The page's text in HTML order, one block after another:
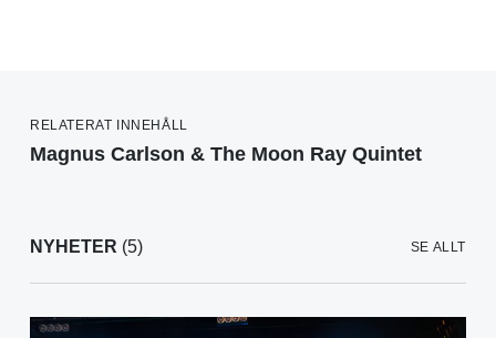
RELATERAT INNEHÅLL
Magnus Carlson & The Moon Ray Quintet
NYHETER (5) SE ALLT